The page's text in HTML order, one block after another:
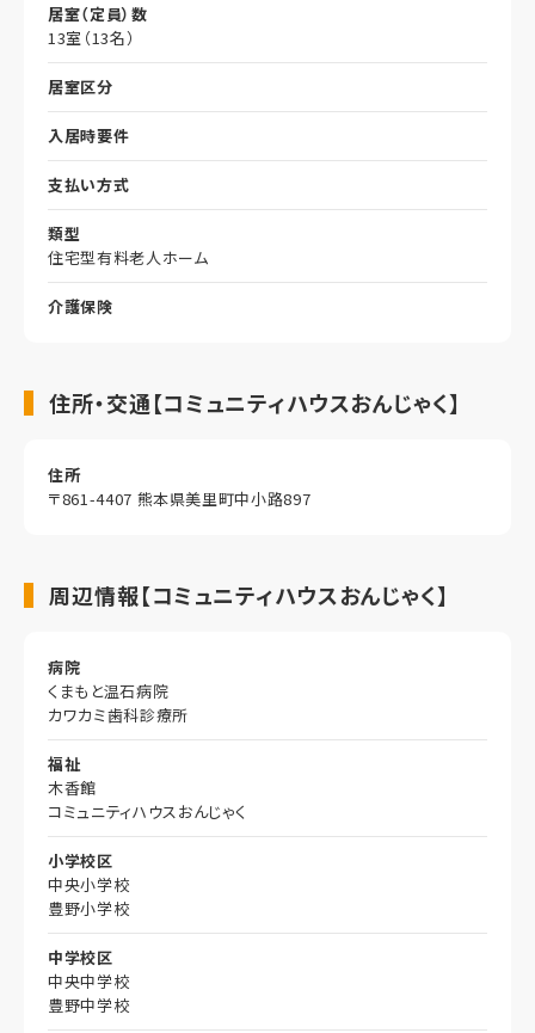
居室（定員）数
13室（13名）
居室区分
入居時要件
支払い方式
類型
住宅型有料老人ホーム
介護保険
住所・交通【コミュニティハウスおんじゃく】
住所
〒861-4407 熊本県美里町中小路897
周辺情報【コミュニティハウスおんじゃく】
病院
くまもと温石病院
カワカミ歯科診療所
福祉
木香館
コミュニティハウスおんじゃく
小学校区
中央小学校
豊野小学校
中学校区
中央中学校
豊野中学校